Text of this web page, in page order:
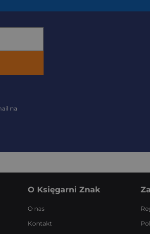
na
O Księgarni Znak
O nas
Kontakt